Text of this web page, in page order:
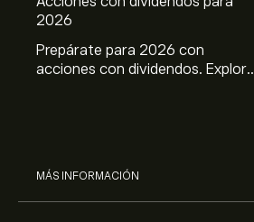
2026
Prepárate para 2026 con
acciones con dividendos. Explora
MÁS INFORMACIÓN